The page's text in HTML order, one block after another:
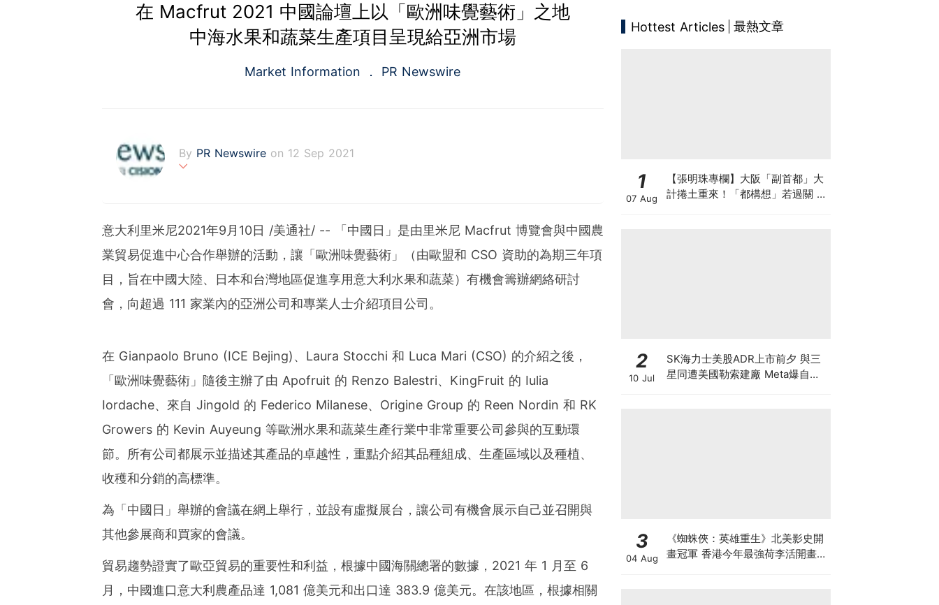
在 Macfrut 2021 中國論壇上以「歐洲味覺藝術」之地
中海水果和蔬菜生產項目呈現給亞洲市場
Market Information PR Newswire
By PR Newswire on 12 Sep 2021
marketers, corporate communicators and investor relations professionals le
verage to engage key audiences. Having pioneered the commercial news di
stribution industry since 1954, PR Newswire today provides end-to-end solu
t across traditional, digital, mobile and social channels. Combining the worl
d's largest multi-channel content distribution and optimization network with
comprehensive workflow tools and platforms, PR Newswire powers the stor
Asia-Pacific regions.
意大利里米尼2021年9月10日 /美通社/ -- 「中國日」是由里米尼 Macfrut 博覽會與中國農
業貿易促進中心合作舉辦的活動，讓「歐洲味覺藝術」（由歐盟和 CSO 資助的為期三年項
目，旨在中國大陸、日本和台灣地區促進享用意大利水果和蔬菜）有機會籌辦網絡研討
會，向超過 111 家業內的亞洲公司和專業人士介紹項目公司。
在 Gianpaolo Bruno (ICE Bejing)、Laura Stocchi 和 Luca Mari (CSO) 的介紹之後，
「歐洲味覺藝術」隨後主辦了由 Apofruit 的 Renzo Balestri、KingFruit 的 Iulia
Iordache、來自 Jingold 的 Federico Milanese、Origine Group 的 Reen Nordin 和 RK
Growers 的 Kevin Auyeung 等歐洲水果和蔬菜生產行業中非常重要公司參與的互動環
節。所有公司都展示並描述其產品的卓越性，重點介紹其品種組成、生產區域以及種植、
收穫和分銷的高標準。
為「中國日」舉辦的會議在網上舉行，並設有虛擬展台，讓公司有機會展示自己並召開與
其他參展商和買家的會議。
貿易趨勢證實了歐亞貿易的重要性和利益，根據中國海關總署的數據，2021 年 1 月至 6
月，中國進口意大利農產品達 1,081 億美元和出口達 383.9 億美元。在該地區，根據相關
Hottest Articles 最熱文章
1
07 Aug
【張明珠專欄】大阪「副首都」大
計捲土重來！「都構想」若過關 大
2
10 Jul
SK海力士美股ADR上市前夕 與三
星同遭美國勒索建廠 Meta爆自研
3
04 Aug
《蜘蛛俠：英雄重生》北美影史開
畫冠軍 香港今年最強荷李活開畫